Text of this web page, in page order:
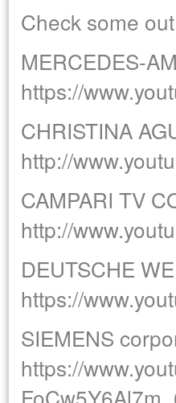
Check some
MERCEDES-
https://
CHRISTINA
http://
CAMPARI TV
http://
DEUTSCHE
https://
SIEMENS
https://